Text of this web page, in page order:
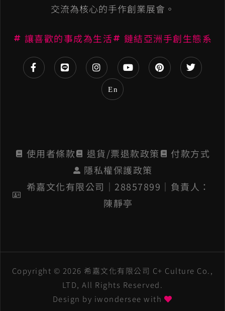
交流為核心的手作創業展會。
讓喜歡的事成為生活 鏈結亞洲手創生態系
En
使用者條款 退貨/票退款政策
付款方式
隱私權保護政策
希嘉文化有限公司│28857899│負責人：
陳靜亭
i
Copyright © 2026 希嘉文化有限公司 C+ Culture Co.,
LTD, All Rights Reserved.
Design by iwondersee with